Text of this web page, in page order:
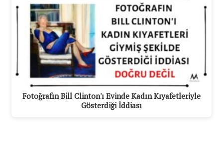
Fotoğrafın Bill Clinton'ı Evinde Kadın Kıyafetleriyle
Gösterdiği İddiası